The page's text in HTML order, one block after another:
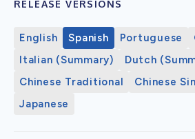
RELEASE VERSIONS
English Spanish Portuguese
Italian (Summary)
Dutch
Chinese Traditional
Chinese
Japanese